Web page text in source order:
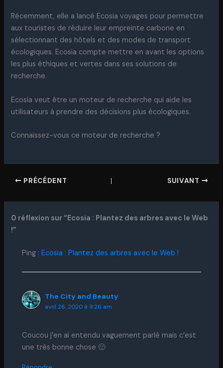
Récemment, elle a lancé Ecosia voyages pour permettre
aux touristes de réduire leur empreinte carbone en
sélectionnant des hôtels et des modes de transport
écologiques. Ecosia compte mettre en avant les options
les plus éthiques et vertes dans ses solutions de
recherche.
Ecosia veut être un moteur de recherche qui aide les
utilisateurs à prendre des décisions plus écologiques.
Connaissez-vous ce moteur de recherche ?
PRÉCÉDENT SUIVANT
0 réflexion sur “Ecosia : Plantez des arbres avec le Web
!”
Ping :Ecosia : Plantez des arbres avec le Web !
The City and Beauty
avril 26, 2020 à 9:26 am
Coucou j’en ai entendu vaguement parlé mais c’est
une très bonne chose 🙂